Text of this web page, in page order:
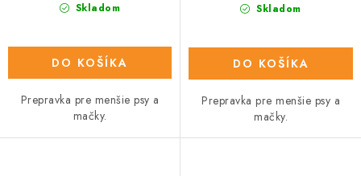
Skladom
DO KOŠÍKA
Prepravka pre menšie psy a
mačky.
Skladom
DO KOŠÍKA
Prepravka pre menšie psy a
mačky.